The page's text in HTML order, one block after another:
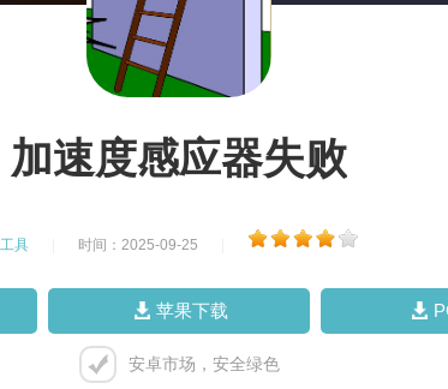
加速度感应器失败
工具 时间：2025-09-25
苹果下载
安卓市场，安全绿色